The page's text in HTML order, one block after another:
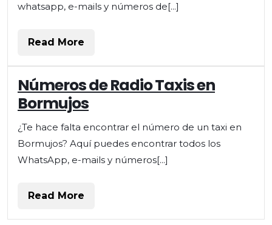
whatsapp, e-mails y números de[...]
Read More
Números de Radio Taxis en
Bormujos
¿Te hace falta encontrar el número de un taxi en
Bormujos? Aquí puedes encontrar todos los
WhatsApp, e-mails y números[...]
Read More